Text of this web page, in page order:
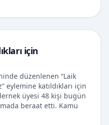
için
düzenlenen “Laik
eylemine katıldıkları için
üyesi 48 kişi bugün
beraat etti. Kamu